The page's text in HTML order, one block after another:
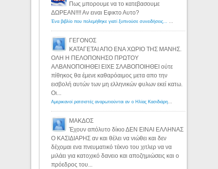
Πως μπορουμε να το κατεβασουμε
ΔΩΡΕΑΝ!!!! Αν ειναι Εφικτο Αυτο?
Ένα βιβλίο που πολεμήθηκε γιατί ξυπνούσε συνειδήσεις... - Λόγιος Ερμής | Η γνώση ξεκινάει με την αναζήτηση...
ΓΕΓΟΝΟΣ
ΚΑΤΑΓΕΤΑΙ ΑΠΟ ΕΝΑ ΧΩΡΙΟ ΤΗΣ ΜΑΝΗΣ.
ΟΛΗ Η ΠΕΛΟΠΟΝΗΣΟ ΠΡΩΤΟΥ
ΑΛΒΑΝΟΠΟΙΗΘΕΙ ΕΙΧΕ ΣΛΑΒΟΠΟΙΗΘΕΙ ούτε
πίθηκος θα έμενε καθαρόαιμος μετα απο την
εισβολή αυτών των μη ελληνικών φυλων εκεί κατω.
Οι...
Αμερικανοί ρατσιστές αναρωτιούνται αν ο Ηλίας Κασιδιάρης ανήκει στη λευκή φυλή... - Λόγιος Ερμής
ΜΑΚΔΟΣ
Έχουν απόλυτο δίκιο ΔΕΝ ΕΙΝΑΙ ΕΛΛΗΝΑΣ
Ο ΚΑΣΙΔΙΑΡΗΣ αν και θέλει να νιώθει και δεν
δέχομαι ενα πνευματικό τέκνο του χιτλερ να να
μιλάει για κατοχικό δανειο και αποζημιώσεις και ο
πρόεδρος του...